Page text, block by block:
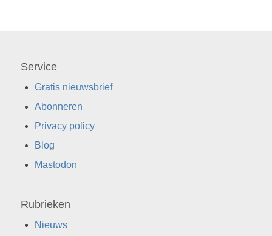
Service
Gratis nieuwsbrief
Abonneren
Privacy policy
Blog
Mastodon
Rubrieken
Nieuws